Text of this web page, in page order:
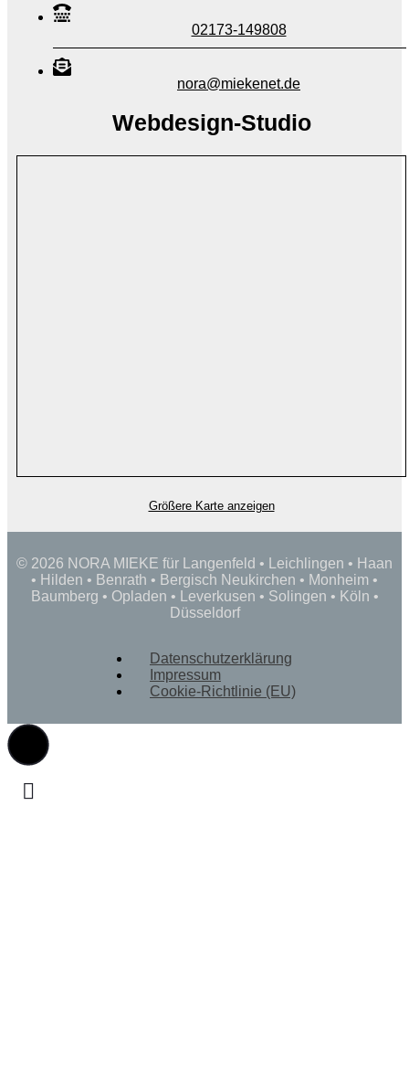
02173-149808
nora@miekenet.de
Webdesign-Studio
Größere Karte anzeigen
© 2026 NORA MIEKE für Langenfeld • Leichlingen • Haan
• Hilden • Benrath • Bergisch Neukirchen • Monheim •
Baumberg • Opladen • Leverkusen • Solingen • Köln •
Düsseldorf
Datenschutz­erklärung
Impressum
Cookie-Richtlinie (EU)